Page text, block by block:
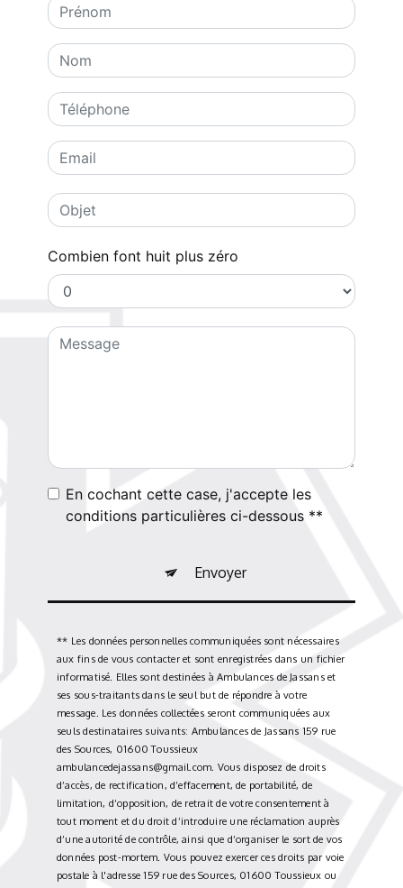
Combien font huit plus zéro
En cochant cette case, j'accepte les
conditions particulières ci-dessous **
Envoyer
** Les données personnelles communiquées sont nécessaires
aux fins de vous contacter et sont enregistrées dans un fichier
informatisé. Elles sont destinées à Ambulances de Jassans et
ses sous-traitants dans le seul but de répondre à votre
message. Les données collectées seront communiquées aux
seuls destinataires suivants: Ambulances de Jassans 159 rue
des Sources, 01600 Toussieux
ambulancedejassans@gmail.com. Vous disposez de droits
d’accès, de rectification, d’effacement, de portabilité, de
limitation, d’opposition, de retrait de votre consentement à
tout moment et du droit d’introduire une réclamation auprès
d’une autorité de contrôle, ainsi que d’organiser le sort de vos
données post-mortem. Vous pouvez exercer ces droits par voie
postale à l'adresse 159 rue des Sources, 01600 Toussieux ou